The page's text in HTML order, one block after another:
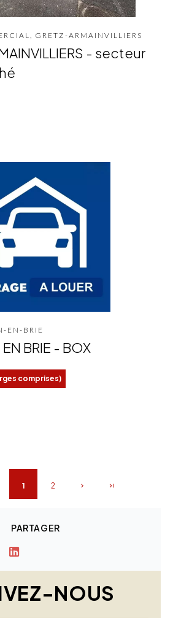
GRETZ-ARMAINVILLIERS
- secteur
EN-BRIE
BRIE - BOX
comprises)
1 2
PARTAGER
NOUS